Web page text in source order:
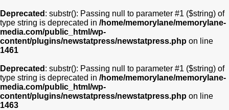
Deprecated : substr(): Passing null to parameter #1 ($string) of
type string is deprecated in /home/memorylane/memorylane-
media.com/public_html/wp-
content/plugins/newstatpress/newstatpress.php on line
1461
Deprecated : substr(): Passing null to parameter #1 ($string) of
type string is deprecated in /home/memorylane/memorylane-
media.com/public_html/wp-
content/plugins/newstatpress/newstatpress.php on line
1463